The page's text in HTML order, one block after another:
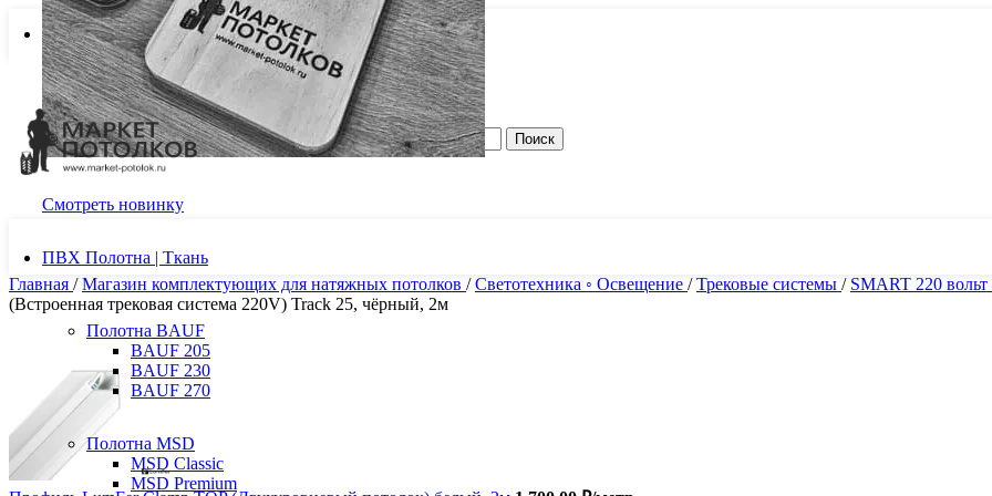
ДОСТАВКА И ОПЛАТАКомплектующие для натяжных потолков
Поиск
Новинка! Магнитная решетка для блоки питания
Смотреть новинку
ПВХ Полотна | Ткань
Полотна BAUF
BAUF 205
BAUF 230
BAUF 270
Полотна MSD
MSD Classic
MSD Premium
Главная / Магазин комплектующих для натяжных потолков / Светотехника ◦ Освещение / Трековые системы / SMART 220
(Встроенная трековая система 220V) Track 25, чёрный, 2м